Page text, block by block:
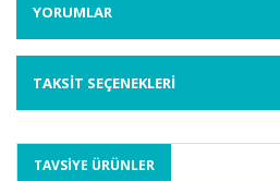
YORUMLAR
TAKSİT SEÇENEKLERİ
TAVSİYE ÜRÜNLER